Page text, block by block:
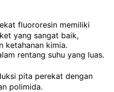
fluororesin memiliki
yang sangat baik,
ketahanan kimia.
rentang suhu yang luas.
pita perekat dengan
polimida.